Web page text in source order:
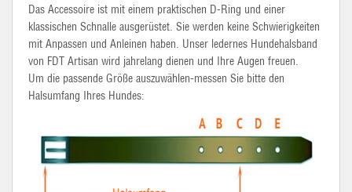
Das Accessoire ist mit einem praktischen D-Ring und einer
klassischen Schnalle ausgerüstet. Sie werden keine Schwierigkeiten
mit Anpassen und Anleinen haben. Unser ledernes Hundehalsband
von FDT Artisan wird jahrelang dienen und Ihre Augen freuen.
Um die passende Größe auszuwählen-messen Sie bitte den
Halsumfang Ihres Hundes: